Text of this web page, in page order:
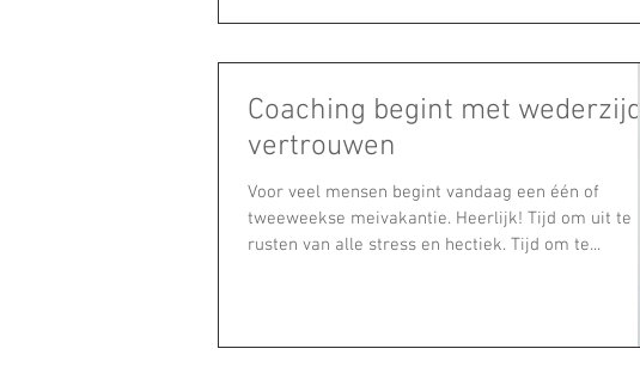
Coaching begint met wederzijds
vertrouwen
Voor veel mensen begint vandaag een één of
tweeweekse meivakantie. Heerlijk! Tijd om uit te
rusten van alle stress en hectiek. Tijd om te...